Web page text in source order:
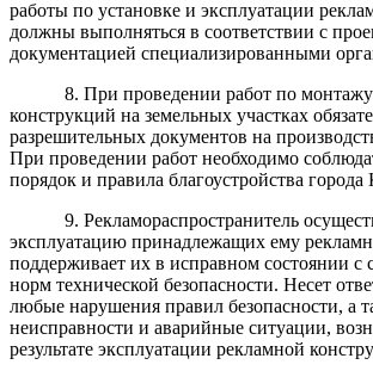
работы по установке и эксплуатации
должны выполняться в соответствии с
документацией специализированными
8. При проведении работ по
конструкций на земельных участках
разрешительных документов на
При проведении работ необходимо
порядок и правила благоустройства города
9. Рекламораспространитель
эксплуатацию принадлежащих ему
поддерживает их в исправном состоянии с
норм технической безопасности. Несет
любые нарушения правил безопасности, а
неисправности и аварийные ситуации,
результате эксплуатации рекламной